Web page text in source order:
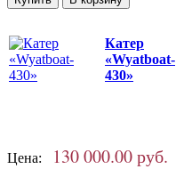
Катер
«Wyatboat-
430»
Цена: 130 000.00 руб.